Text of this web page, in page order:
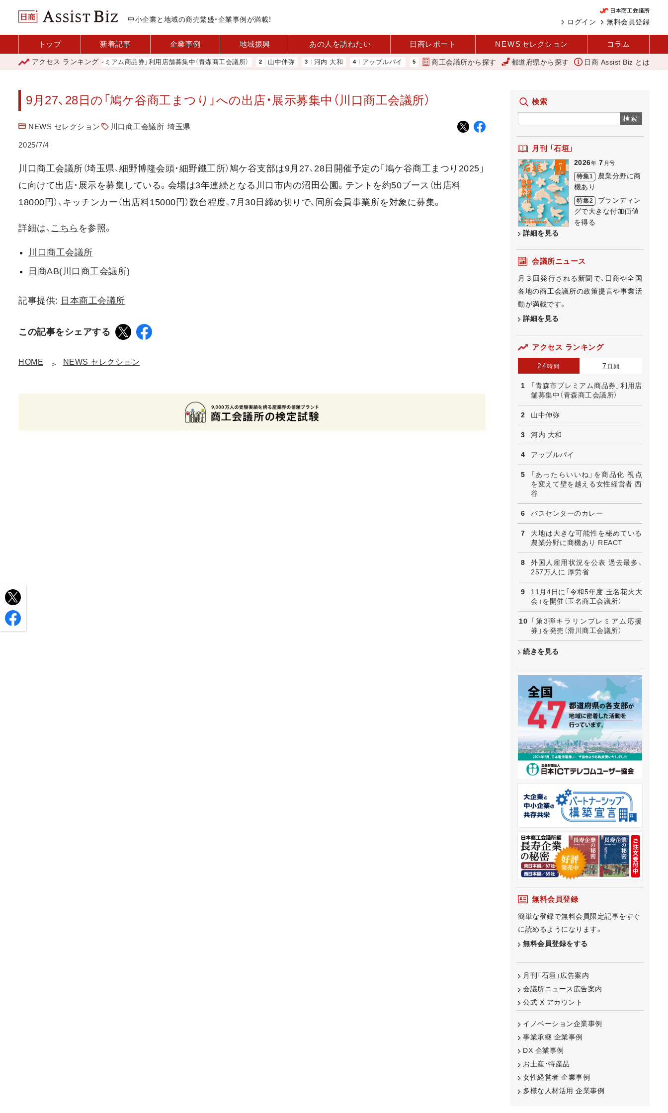
中小企業と地域の商売繁盛・企業事例が満載！ 無料会員登録
ログイン
トップ 新着記事 企業事例 地域振興 あの人を訪ねたい 日商レポート NEWS セレクション コラム
アクセス ランキング
「青森市プレミアム商品券」利用店舗募集中（青森商工会議所） 山中伸弥 河内 大和 アップルパイ 「あったらいいね」を商品化 視点を変えて壁を越える女性経営者 西谷 バスセンタ
商工会議所から探す 都道府県から探す 日商 Assist Biz とは
9月27、28日の「鳩ケ谷商工まつり」への出店・展示募集中（川口商工会議所）
NEWS セレクション 川口商工会議所 埼玉県
2025/7/4
川口商工会議所（埼玉県、細野博隆会頭・細野鐵工所）鳩ケ谷支部は9月27、28日開催予定の「鳩ケ谷商工まつり2025」
に向けて出店・展示を募集している。会場は3年連続となる川口市内の沼田公園。テントを約50ブース（出店料
18000円）、キッチンカー（出店料15000円）数台程度、7月30日締め切りで、同所会員事業所を対象に募集。
詳細は、 こちら を参照。
川口商工会議所
日商AB(川口商工会議所)
記事提供: 日本商工会議所
この記事をシェアする
HOME NEWS セレクション
検索
検索
月刊 「石垣」
2026年 7 月号
特集1
農業分野に商
機あり
特集2
ブランディン
グで大きな付加価値
を得る
詳細を見る
会議所ニュース
月３回発行される新聞で、日商や全国
各地の商工会議所の政策提言や事業活
動が満載です。
詳細を見る
アクセス ランキング
24時間 7 日間
「青森市プレミアム商品券」利用店
舗募集中（青森商工会議所）
山中伸弥
河内 大和
アップルパイ
「あったらいいね」を商品化 視点
を変えて壁を越える女性経営者 西
谷
バスセンターのカレー
大地は大きな可能性を秘めている
農業分野に商機あり REACT
外国人雇用状況を公表 過去最多、
257万人に 厚労省
11月4日に「令和5年度 玉名花火大
会」を開催（玉名商工会議所）
「第3弾キラリンプレミアム応援
券」を発売（滑川商工会議所）
続きを見る
無料会員登録
簡単な登録で無料会員限定記事をすぐ
に読めるようになります。
無料会員登録をする
月刊「石垣」広告案内
会議所ニュース広告案内
公式 X アカウント
イノベーション企業事例
事業承継 企業事例
DX 企業事例
お土産・特産品
女性経営者 企業事例
多様な人材活用 企業事例